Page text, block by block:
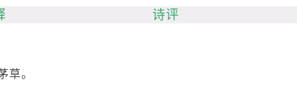
诗评
草。